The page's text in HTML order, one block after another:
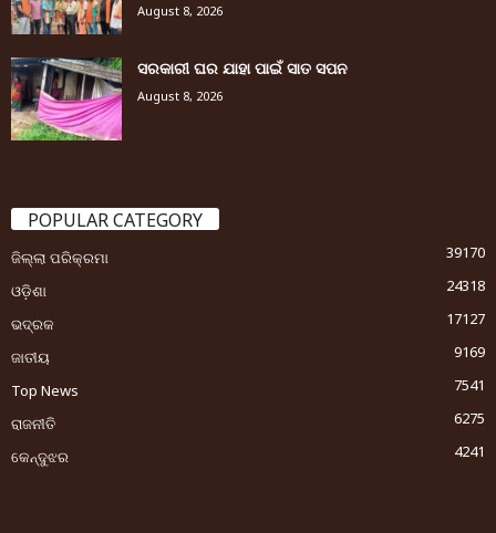
August 8, 2026
ସରକାରୀ ଘର ଯାହା ପାଇଁ ସାତ ସପନ
August 8, 2026
POPULAR CATEGORY
ଜିଲ୍ଲା ପରିକ୍ରମା
39170
ଓଡ଼ିଶା
24318
ଭଦ୍ରକ
17127
ଜାତୀୟ
9169
Top News
7541
ରାଜନୀତି
6275
କେନ୍ଦୁଝର
4241